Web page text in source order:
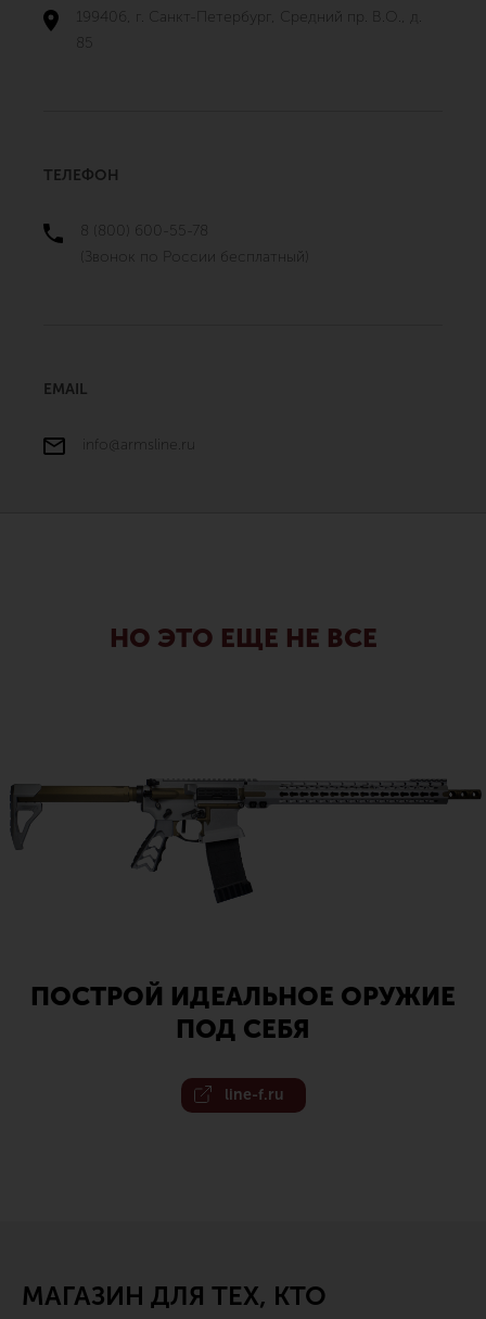
199406, г. Санкт-Петербург, Средний пр. В.О., д.
ТЕЛЕФОН
8 (800) 600-55-78
(Звонок по России бесплатный)
EMAIL
info@armsline.ru
НО ЭТО ЕЩЕ НЕ ВСЕ
ПОСТРОЙ ИДЕАЛЬНОЕ ОРУЖИЕ
ПОД СЕБЯ
line-f.ru
МАГАЗИН ДЛЯ ТЕХ, КТО